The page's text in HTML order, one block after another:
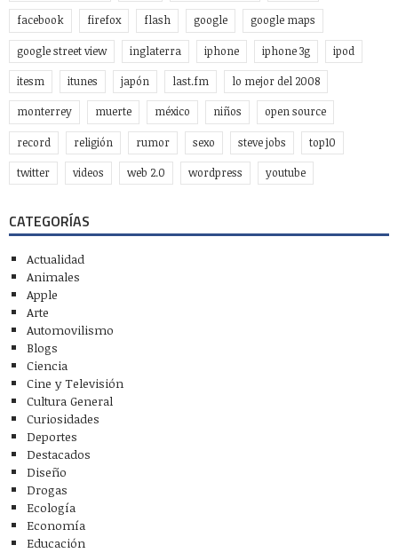
facebook firefox flash google google maps
google street view inglaterra iphone iphone 3g ipod
itesm itunes japón last.fm lo mejor del 2008
monterrey muerte méxico niños open source
record religión rumor sexo steve jobs top10
twitter videos web 2.0 wordpress youtube
CATEGORÍAS
Actualidad
Animales
Apple
Arte
Automovilismo
Blogs
Ciencia
Cine y Televisión
Cultura General
Curiosidades
Deportes
Destacados
Diseño
Drogas
Ecología
Economía
Educación